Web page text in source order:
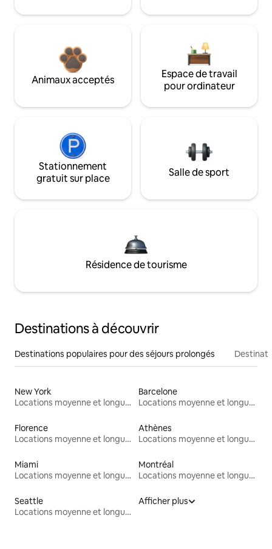
Animaux acceptés
Espace de travail
pour ordinateur
Stationnement
gratuit sur place
Salle de sport
Résidence de tourisme
Destinations à découvrir
Destinations populaires pour des séjours prolongés
New York
Locations moyenne et longue durée
Barcelone
Locations moyenne et longue durée
Florence
Locations moyenne et longue durée
Athènes
Locations moyenne et longue durée
Miami
Locations moyenne et longue durée
Montréal
Locations moyenne et longue durée
Seattle
Locations moyenne et longue durée
Afficher plus